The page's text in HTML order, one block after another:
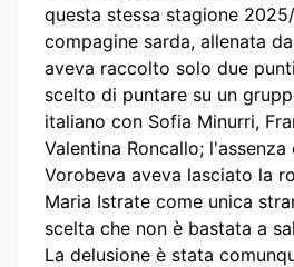
questa stessa stagione
compagine sarda, allenata
aveva raccolto solo due
scelto di puntare su un
italiano con Sofia Minurri,
Valentina Roncallo; l'assenza
Vorobeva aveva lasciato la
Maria Istrate come unica
scelta che non è bastata a
La delusione è stata